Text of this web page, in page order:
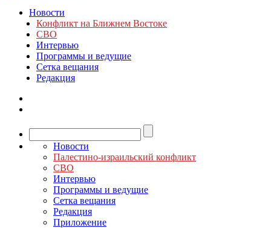
Новости
Конфликт на Ближнем Востоке
СВО
Интервью
Программы и ведущие
Сетка вещания
Редакция
Новости
Палестино-израильский конфликт
СВО
Интервью
Программы и ведущие
Сетка вещания
Редакция
Приложение